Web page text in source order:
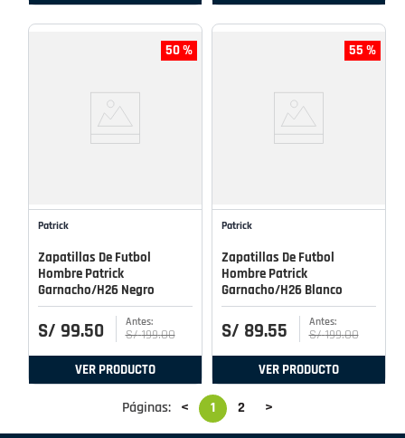
50 %
Patrick
Zapatillas De Futbol
Hombre Patrick
Garnacho/H26 Negro
S/ 99.50 S/ 199.00
VER PRODUCTO
55 %
Patrick
Zapatillas De Futbol
Hombre Patrick
Garnacho/H26 Blanco
S/ 89.55 S/ 199.00
VER PRODUCTO
Páginas: < 1 2 >